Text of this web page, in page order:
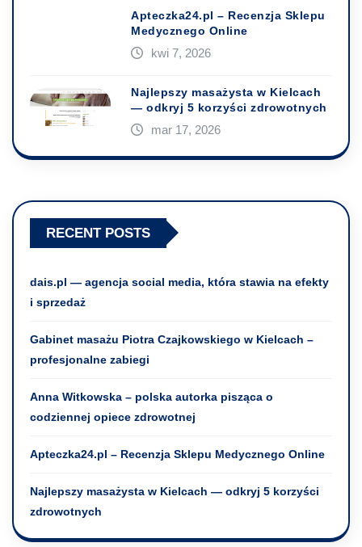
Apteczka24.pl – Recenzja Sklepu
Medycznego Online
kwi 7, 2026
Najlepszy masażysta w Kielcach
— odkryj 5 korzyści zdrowotnych
mar 17, 2026
RECENT POSTS
dais.pl — agencja social media, która stawia na efekty
i sprzedaż
Gabinet masażu Piotra Czajkowskiego w Kielcach –
profesjonalne zabiegi
Anna Witkowska – polska autorka pisząca o
codziennej opiece zdrowotnej
Apteczka24.pl – Recenzja Sklepu Medycznego Online
Najlepszy masażysta w Kielcach — odkryj 5 korzyści
zdrowotnych